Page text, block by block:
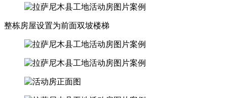
整栋房屋设置为前面双坡楼梯